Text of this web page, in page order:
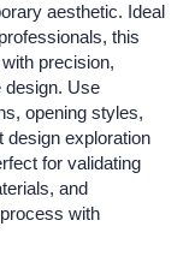
aesthetic. Ideal
this
precision,
design. Use
opening styles,
design exploration
for validating
and
with